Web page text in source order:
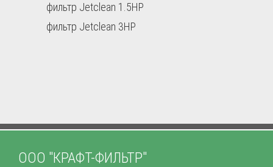
фильтр Jetclean 1.5HP
фильтр Jetclean 3HP
ООО "КРАФТ-ФИЛЬТР"